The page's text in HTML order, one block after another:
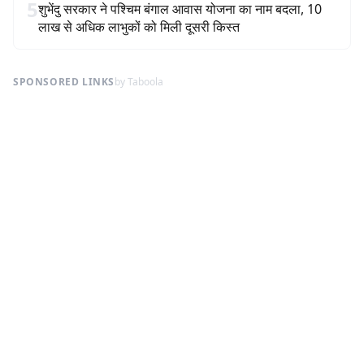
5शुभेंदु सरकार ने पश्चिम बंगाल आवास योजना का नाम बदला, 10
लाख से अधिक लाभुकों को मिली दूसरी किस्त
SPONSORED LINKSby Taboola